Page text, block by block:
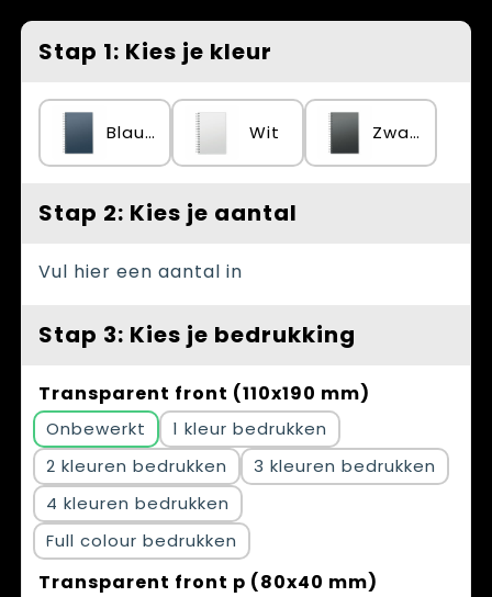
Themapakketten
Veiligheid, Auto en Fiets
Waterflesjes
Bedrijfskleding
Stap 1: Kies je kleur
Blauw Wit Zwart
Stap 2: Kies je aantal
Vul hier een aantal in
Stap 3: Kies je bedrukking
Transparent front (110x190 mm)
Onbewerkt
1
2
3
4
Full colour
Transparent front p (80x40 mm)